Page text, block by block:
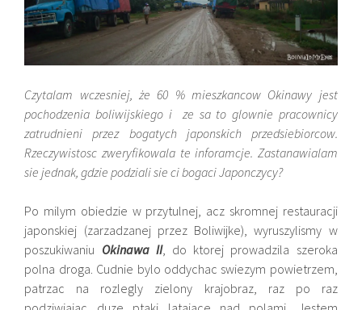
Czytalam wczesniej, że 60 % mieszkancow Okinawy jest
pochodzenia boliwijskiego i ze sa to glownie pracownicy
zatrudnieni przez bogatych japonskich przedsiebiorcow.
Rzeczywistosc zweryfikowala te inforamcje. Zastanawialam
sie jednak, gdzie podziali sie ci bogaci Japonczycy?
Po milym obiedzie w przytulnej, acz skromnej restauracji
japonskiej (zarzadzanej przez Boliwijke), wyruszylismy w
poszukiwaniu Okinawa II, do ktorej prowadzila szeroka
polna droga. Cudnie bylo oddychac swiezym powietrzem,
patrzac na rozlegly zielony krajobraz, raz po raz